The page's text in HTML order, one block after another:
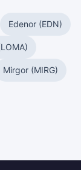
Edenor (EDN)
Mirgor (MIRG)